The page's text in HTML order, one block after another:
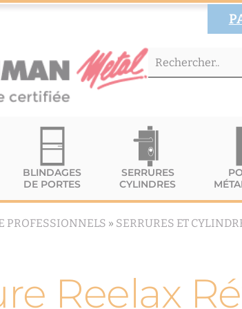
BLINDAGES
DE PORTES
SERRURES
CYLINDRES
PROFESSIONNELS » SERRURES ET
Reelax